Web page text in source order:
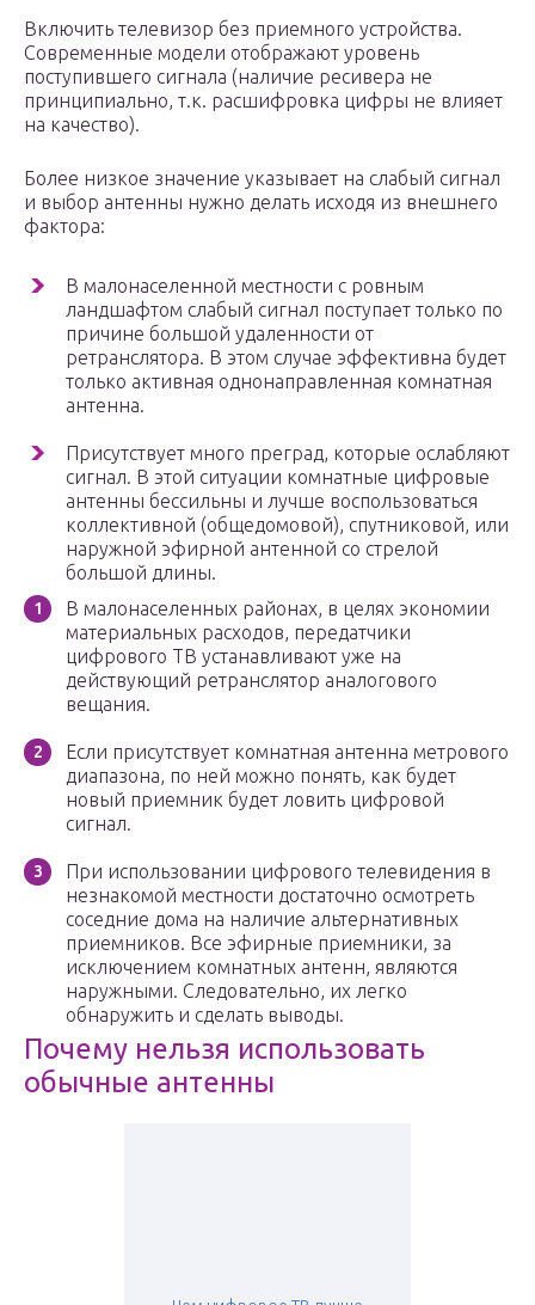
Включить телевизор без приемного устройства.
Современные модели отображают уровень
поступившего сигнала (наличие ресивера не
принципиально, т.к. расшифровка цифры не влияет
на качество).
Более низкое значение указывает на слабый сигнал
и выбор антенны нужно делать исходя из внешнего
фактора:
В малонаселенной местности с ровным
ландшафтом слабый сигнал поступает только по
причине большой удаленности от
ретранслятора. В этом случае эффективна будет
только активная однонаправленная комнатная
антенна.
Присутствует много преград, которые ослабляют
сигнал. В этой ситуации комнатные цифровые
антенны бессильны и лучше воспользоваться
коллективной (общедомовой), спутниковой, или
наружной эфирной антенной со стрелой
большой длины.
В малонаселенных районах, в целях экономии
материальных расходов, передатчики
цифрового ТВ устанавливают уже на
действующий ретранслятор аналогового
вещания.
Если присутствует комнатная антенна метрового
диапазона, по ней можно понять, как будет
новый приемник будет ловить цифровой
сигнал.
При использовании цифрового телевидения в
незнакомой местности достаточно осмотреть
соседние дома на наличие альтернативных
приемников. Все эфирные приемники, за
исключением комнатных антенн, являются
наружными. Следовательно, их легко
обнаружить и сделать выводы.
Почему нельзя использовать
обычные антенны